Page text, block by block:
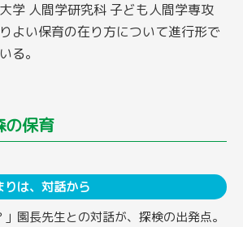
学 人間学研究科 子ども人間学専攻
よい保育の在り方について進行形で
る。
の保育
りは、対話から
」園長先生との対話が、探検の出発点。